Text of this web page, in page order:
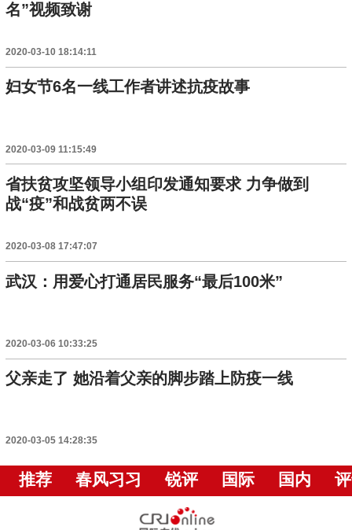
名”视频致谢
2020-03-10 18:14:11
妇女节6名一线工作者讲述抗疫故事
2020-03-09 11:15:49
省扶贫攻坚领导小组印发通知要求 力争做到
战“疫”和战贫两不误
2020-03-08 17:47:07
武汉：用爱心打通居民服务“最后100米”
2020-03-06 10:33:25
父亲走了 她沿着父亲的脚步踏上防疫一线
2020-03-05 14:28:35
推荐 春风习习 锐评 国际 国内